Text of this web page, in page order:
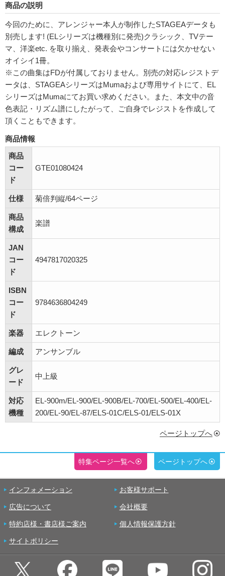
商品の説明
今回のために、アレンジャー本人が制作したSTAGEAデータも
別売します! (ELシリーズは機種別に発売)クラシック、TVテー
マ、洋楽etc. を取り揃え、発表会やコンサートには欠かせない
オイシイ1冊。
※この曲集はFDが付属しておりません。別売の対応レジストデ
ータは、STAGEAシリーズはMumaおよび専用サイトにて、EL
シリーズはMumaにてお買い求めください。また、本文中の音
色表記・リズム譜にしたがって、ご自身でレジストを作成して
頂くこともできます。
商品情報
商品
コー
ド
GTE01080424
仕様 菊倍判縦/64ページ
商品
構成
楽譜
JAN
コー
ド
4947817020325
ISBN
コー
ド
9784636804249
楽器 エレクトーン
編成 アンサンブル
グレ
ード
中上級
対応
機種
EL-900m/EL-900/EL-900B/EL-700/EL-500/EL-400/EL-
200/EL-90/EL-87/ELS-01C/ELS-01/ELS-01X
ページトップへ
特集ページ一覧へ ページトップへ
インフォメーション お客様サポート
広告について 会社概要
特約店様・書店様ご案内 個人情報保護方針
サイトポリシー